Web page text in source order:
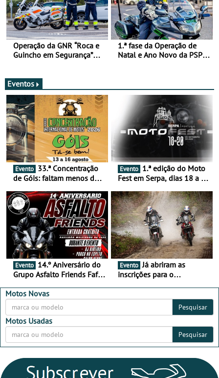
Operação da GNR “Roca e
Guincho em Segurança”
1.ª fase da Operação de
Natal e Ano Novo da PSP e
Eventos
Evento
de Góis: faltam menos de
16 de agosto
Evento
Fest em Serpa, dias 18 a 20
duas rodas invade o Baixo
Alentejo
Evento
Grupo Asfalto Friends Fafe,
2026
Evento Já abriram as
inscrições para o
Motos Novas
Pesquisar
Motos Usadas
Pesquisar